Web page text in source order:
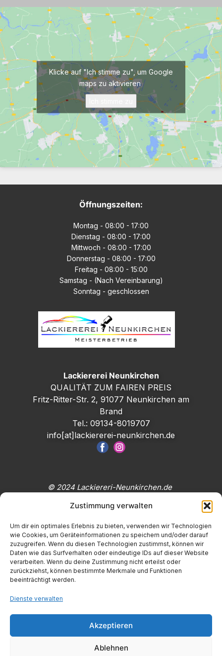
Zustimmung verwalten
Um dir ein optimales Erlebnis zu bieten, verwenden wir Technologien
wie Cookies, um Geräteinformationen zu speichern und/oder darauf
zuzugreifen. Wenn du diesen Technologien zustimmst, können wir
Daten wie das Surfverhalten oder eindeutige IDs auf dieser Website
verarbeiten. Wenn du deine Zustimmung nicht erteilst oder
zurückziehst, können bestimmte Merkmale und Funktionen
beeinträchtigt werden.
Dienste verwalten
Akzeptieren
Ablehnen
Klicke auf "Ich stimme zu", um Google
maps zu aktivieren
Öffnungszeiten:
Montag - 08:00 - 17:00
Dienstag - 08:00 - 17:00
Mittwoch - 08:00 - 17:00
Donnerstag - 08:00 - 17:00
Freitag - 08:00 - 15:00
Samstag - (Nach Vereinbarung)
Sonntag - geschlossen
Lackiererei Neunkirchen
QUALITÄT ZUM FAIREN PREIS
Fritz-Ritter-Str. 2, 91077 Neunkirchen am
Brand
Tel.: 09134-8019707
info[at]lackiererei-neunkirchen.de
© 2024 Lackiereri-Neunkirchen.de